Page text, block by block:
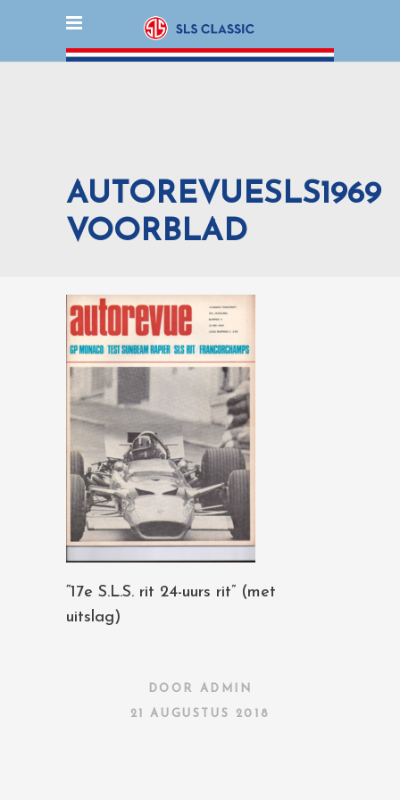
AUTOREVUESLS1969
VOORBLAD
“17e S.L.S. rit 24-uurs rit” (met
uitslag)
DOOR ADMIN
21 AUGUSTUS 2018